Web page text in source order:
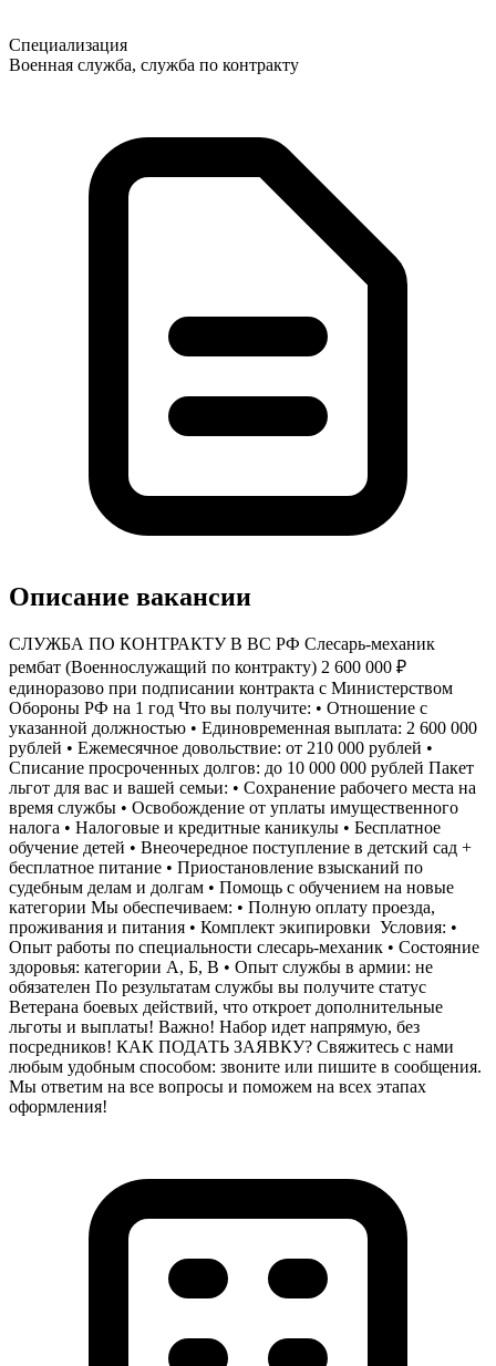
Специализация
Военная служба, служба по контракту
Описание вакансии
СЛУЖБА ПО КОНТРАКТУ В BС PФ Слесарь-механик
рембат (Военнослужащий по контракту) 2 600 000 ₽
единоразово при подписании контракта c Министерством
Обороны РФ на 1 год Что вы получите: • Отношение с
указанной должностью • Единовременная выплата: 2 600 000
рублей • Ежемесячное довольствие: от 210 000 рублей •
Списание просроченных долгов: до 10 000 000 рублей Пакет
льгот для вас и вашей семьи: • Сохранение рабочего места на
время службы • Освобождение от уплаты имущественного
налога • Налоговые и кредитные каникулы • Бесплатное
обучение детей • Внеочередное поступление в детский сад +
бесплатное питание • Приостановление взысканий по
судебным делам и долгам • Помощь с обучением на новые
категории Мы обеспечиваем: • Полную оплату проезда,
проживания и питания • Комплект экипировки ️ Условия: •
Опыт работы по специальности слесарь-механик • Состояние
здоровья: категории А, Б, В • Опыт службы в армии: не
обязателен По результатам службы вы получите статус
Ветерана боевых действий, что откроет дополнительные
льготы и выплаты! Важно! Набор идет напрямую, без
посредников! КАК ПОДАТЬ ЗАЯВКУ? Свяжитесь с нами
любым удобным способом: звоните или пишите в сообщения.
Мы ответим на все вопросы и поможем на всех этапах
оформления!